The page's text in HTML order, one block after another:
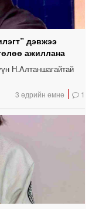
дэвжээ
ажиллана
Н.Алтаншагайтай
3 өдрийн өмнө 1